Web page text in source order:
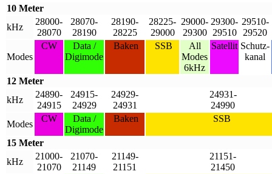
10 Meter
kHz
28000-
28070
28070-
28190
28190-
28225
28225-
29000
29000-
29300
29300-
29510
29510-
29520
Modes
CW
Data /
Digimode
Baken SSB
All
Modes
6kHz
Satellit Schutz-
kanal
12 Meter
kHz
24890-
24915
24915-
24929
24929-
24931
24931-
24990
Modes
CW
Data /
Digimode
Baken SSB
15 Meter
kHz
21000-
21070
21070-
21149
21149-
21151
21151-
21450